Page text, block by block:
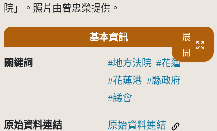
院」。照片由曾忠榮提供。
基本資訊
展
開
關鍵詞 地方法院
花蓮
花蓮港
縣政府
議會
原始資料連結 原始資料連結